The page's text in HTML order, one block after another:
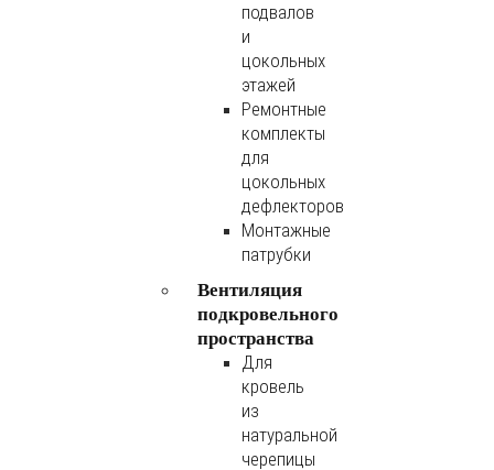
подвалов
и
цокольных
этажей
Ремонтные
комплекты
для
цокольных
дефлекторов
Монтажные
патрубки
Вентиляция
подкровельного
пространства
Для
кровель
из
натуральной
черепицы